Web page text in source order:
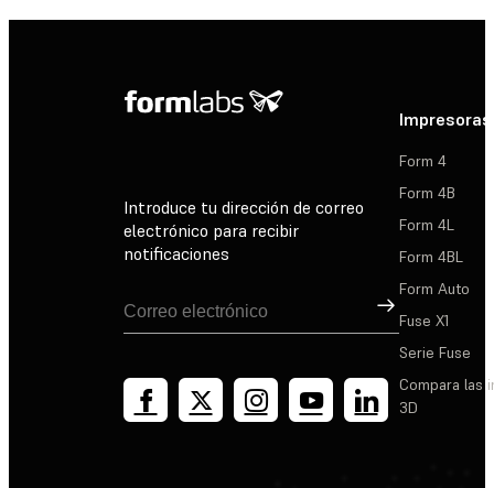
Introduce tu dirección de correo
electrónico para recibir
notificaciones
Suscribirse
Impresoras
Form 4
Form 4B
Form 4L
Form 4BL
Form Auto
Fuse X1
Serie Fuse
Compara las
3D